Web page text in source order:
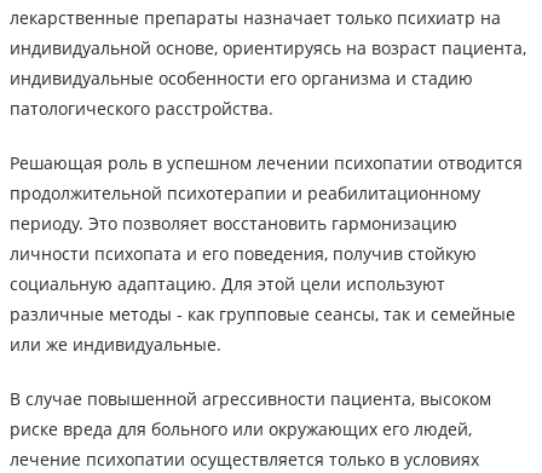
лекарственные препараты назначает только психиатр на
индивидуальной основе, ориентируясь на возраст пациента,
индивидуальные особенности его организма и стадию
патологического расстройства.
Решающая роль в успешном лечении психопатии отводится
продолжительной психотерапии и реабилитационному
периоду. Это позволяет восстановить гармонизацию
личности психопата и его поведения, получив стойкую
социальную адаптацию. Для этой цели используют
различные методы - как групповые сеансы, так и семейные
или же индивидуальные.
В случае повышенной агрессивности пациента, высоком
риске вреда для больного или окружающих его людей,
лечение психопатии осуществляется только в условиях